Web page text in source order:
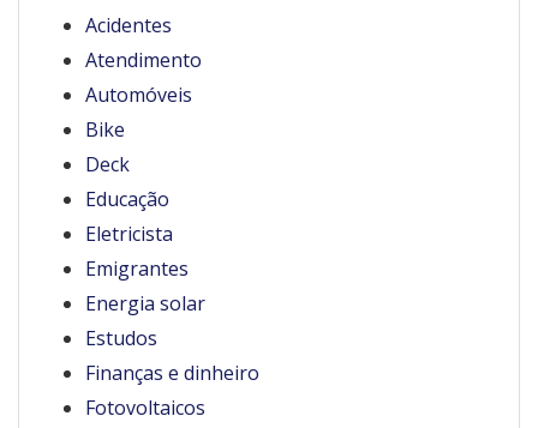
Acidentes
Atendimento
Automóveis
Bike
Deck
Educação
Eletricista
Emigrantes
Energia solar
Estudos
Finanças e dinheiro
Fotovoltaicos